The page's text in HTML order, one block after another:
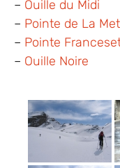
– Ouille du Midi
– Pointe de La Met
– Pointe
– Ouille Noire